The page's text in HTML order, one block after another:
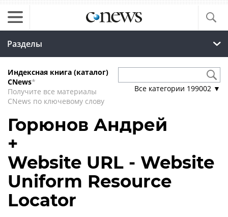
Разделы
Индексная книга (каталог)
CNews*
Получите все материалы
CNews по ключевому слову
Все категории 199002 ▼
Горюнов Андрей
+
Website URL - Website
Uniform Resource
Locator